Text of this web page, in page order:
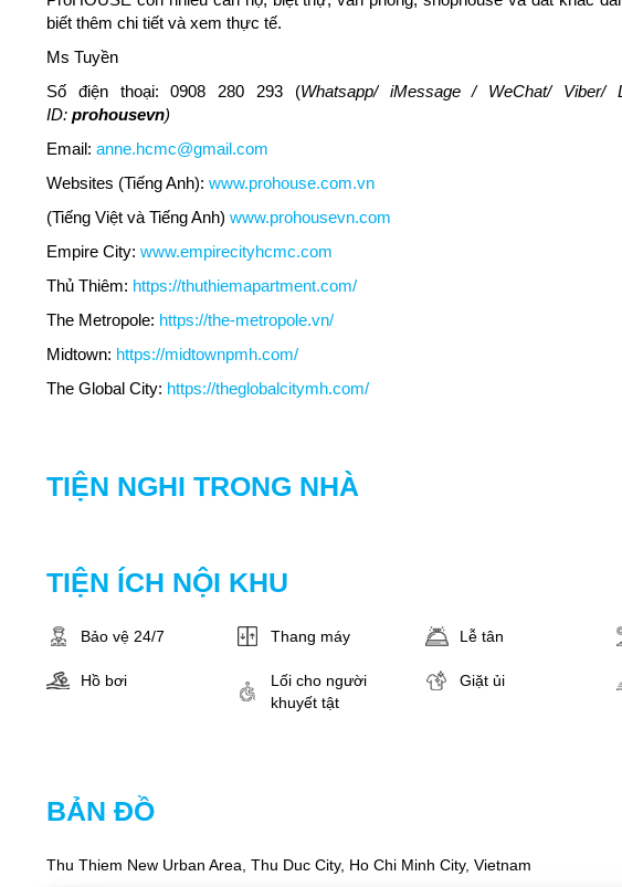
biết thêm chi tiết và xem thực tế.
Ms Tuyền
Số điện thoại: 0908 280 293 (Whatsapp/ iMessage / WeChat/
ID: prohousevn)
Email: anne.hcmc@gmail.com
Websites (Tiếng Anh): www.prohouse.com.vn
(Tiếng Việt và Tiếng Anh) www.prohousevn.com
Empire City: www.empirecityhcmc.com
Thủ Thiêm: https://thuthiemapartment.com/
The Metropole: https://the-metropole.vn/
Midtown: https://midtownpmh.com/
The Global City: https://theglobalcitymh.com/
TIỆN NGHI TRONG NHÀ
TIỆN ÍCH NỘI KHU
Bảo vệ 24/7 Thang máy Lễ tân
Hồ bơi
Lối cho người
khuyết tật
Giặt ủi
BẢN ĐỒ
Thu Thiem New Urban Area, Thu Duc City, Ho Chi Minh City, Vietnam